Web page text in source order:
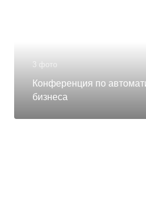
3 фото
Конференция по
бизнеса